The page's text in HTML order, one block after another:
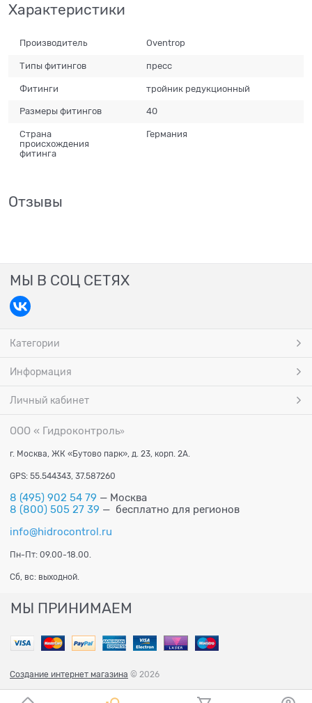
Характеристики
Производитель Oventrop
Типы фитингов пресс
Фитинги тройник редукционный
Размеры фитингов 40
Страна
происхождения
фитинга
Германия
Отзывы
МЫ В СОЦ СЕТЯХ
Категории
Информация
Личный кабинет
ООО « Гидроконтроль»
г. Москва, ЖК «Бутово парк», д. 23, корп. 2А.
GPS: 55.544343, 37.587260
8 (495) 902 54 79 — Москва
8 (800) 505 27 39 — бесплатно для регионов
info@hidrocontrol.ru
Пн-Пт: 09.00-18.00.
Сб, вс: выходной.
МЫ ПРИНИМАЕМ
Создание интернет магазина © 2026